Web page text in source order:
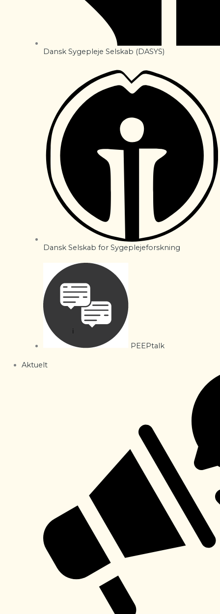
Dansk Sygepleje Selskab (DASYS)
Dansk Selskab for Sygeplejeforskning
PEEPtalk
Aktuelt